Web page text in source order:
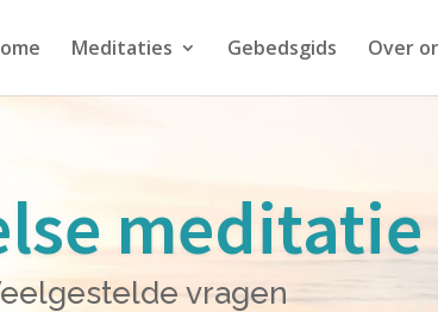
Meditaties Gebedsgids Over
meditatie
vragen